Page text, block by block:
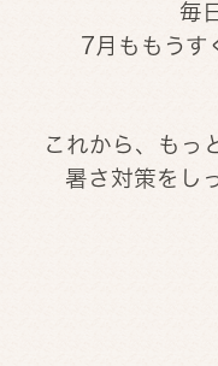
毎
7月ももうす
これから、もっ
暑さ対策をし